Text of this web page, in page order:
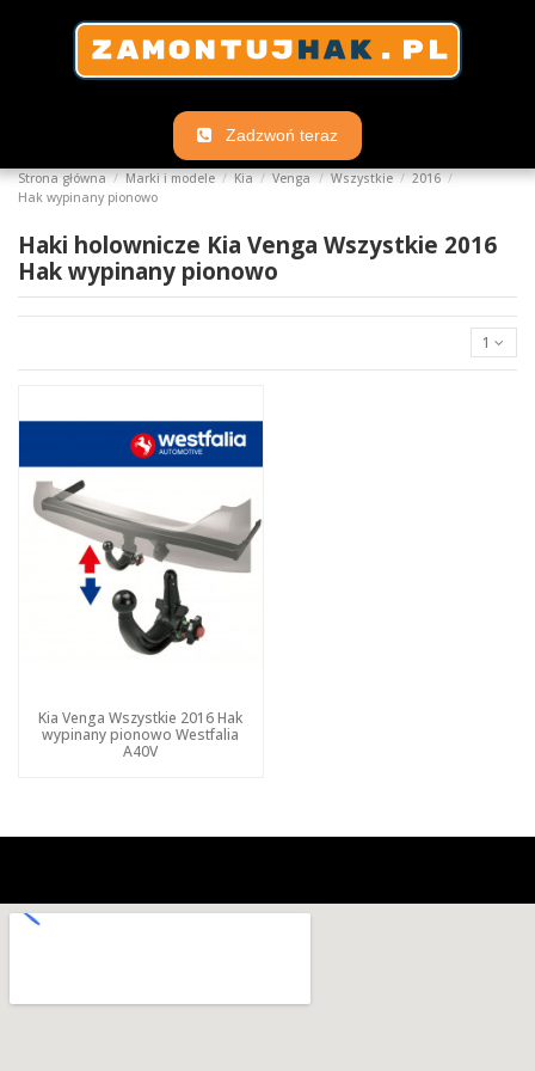
Zadzwoń teraz
Strona główna Marki i modele Kia Venga Wszystkie
2016
Hak wypinany pionowo
Haki holownicze Kia Venga Wszystkie 2016
Hak wypinany pionowo
1
Kia Venga Wszystkie 2016 Hak
wypinany pionowo Westfalia
A40V